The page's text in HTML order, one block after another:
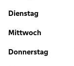
Dienstag
Mittwoch
Donnerstag